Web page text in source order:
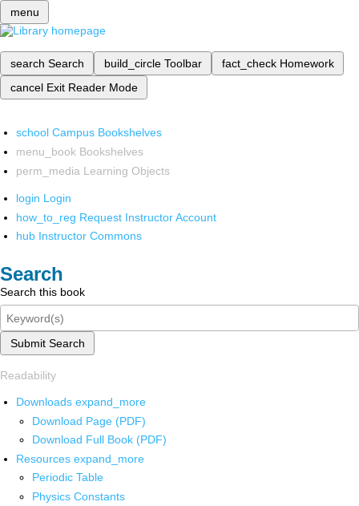
menu
search Search build_circle Toolbar fact_check Homework
cancel Exit Reader Mode
school Campus Bookshelves
menu_book Bookshelves
perm_media Learning Objects
login Login
how_to_reg Request Instructor Account
hub Instructor Commons
Search
Search this book
Submit Search
Readability
Downloads expand_more
Download Page (PDF)
Download Full Book (PDF)
Resources expand_more
Periodic Table
Physics Constants